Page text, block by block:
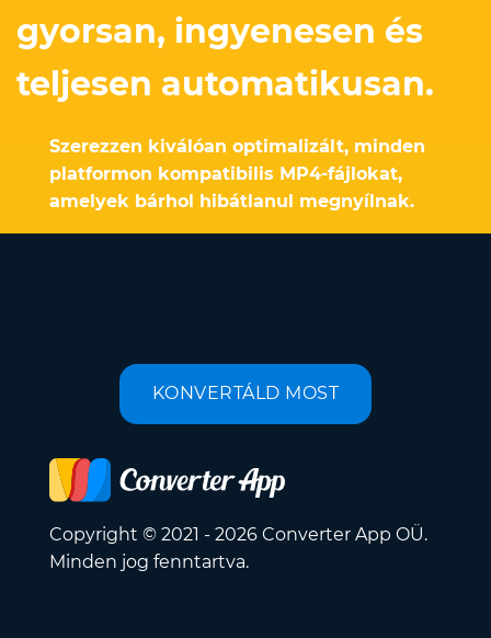
gyorsan, ingyenesen és
teljesen automatikusan.
Szerezzen kiválóan optimalizált, minden
platformon kompatibilis MP4-fájlokat,
amelyek bárhol hibátlanul megnyílnak.
KONVERTÁLD MOST
Copyright © 2021 - 2026 Converter App OÜ.
Minden jog fenntartva.